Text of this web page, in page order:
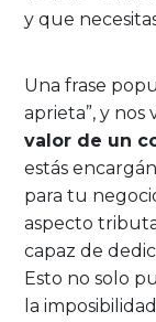
y que
Una frase
aprieta”, y
valor de un
estás
para tu
aspecto
capaz de
Esto no solo
la